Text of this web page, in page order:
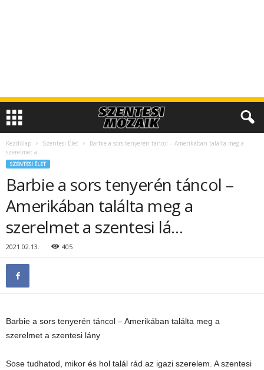
Kezdőlap Szentesi Élet
Barbie a sors tenyerén táncol – Amerikában találta meg a
szerelmet a...
SZENTESI ÉLET
Barbie a sors tenyerén táncol –
Amerikában találta meg a
szerelmet a szentesi lá…
2021.02.13. 405
Barbie a sors tenyerén táncol – Amerikában találta meg a
szerelmet a szentesi lány
Sose tudhatod, mikor és hol talál rád az igazi szerelem. A szentesi